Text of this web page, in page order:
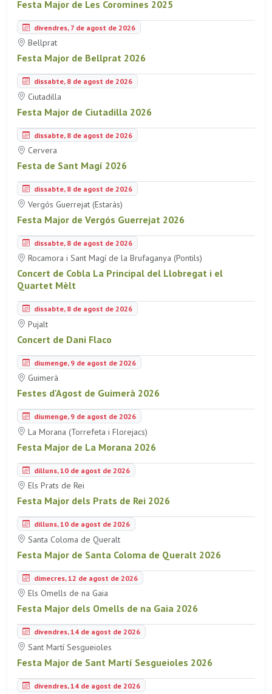
Festa Major de Les Coromines 2025
divendres, 7 de agost de 2026
Bellprat
Festa Major de Bellprat 2026
dissabte, 8 de agost de 2026
Ciutadilla
Festa Major de Ciutadilla 2026
dissabte, 8 de agost de 2026
Cervera
Festa de Sant Magí 2026
dissabte, 8 de agost de 2026
Vergós Guerrejat (Estaràs)
Festa Major de Vergós Guerrejat 2026
dissabte, 8 de agost de 2026
Rocamora i Sant Magí de la Brufaganya (Pontils)
Concert de Cobla La Principal del Llobregat i el
Quartet Mèlt
dissabte, 8 de agost de 2026
Pujalt
Concert de Dani Flaco
diumenge, 9 de agost de 2026
Guimerà
Festes d'Agost de Guimerà 2026
diumenge, 9 de agost de 2026
La Morana (Torrefeta i Florejacs)
Festa Major de La Morana 2026
dilluns, 10 de agost de 2026
Els Prats de Rei
Festa Major dels Prats de Rei 2026
dilluns, 10 de agost de 2026
Santa Coloma de Queralt
Festa Major de Santa Coloma de Queralt 2026
dimecres, 12 de agost de 2026
Els Omells de na Gaia
Festa Major dels Omells de na Gaia 2026
divendres, 14 de agost de 2026
Sant Martí Sesgueioles
Festa Major de Sant Martí Sesgueioles 2026
divendres, 14 de agost de 2026